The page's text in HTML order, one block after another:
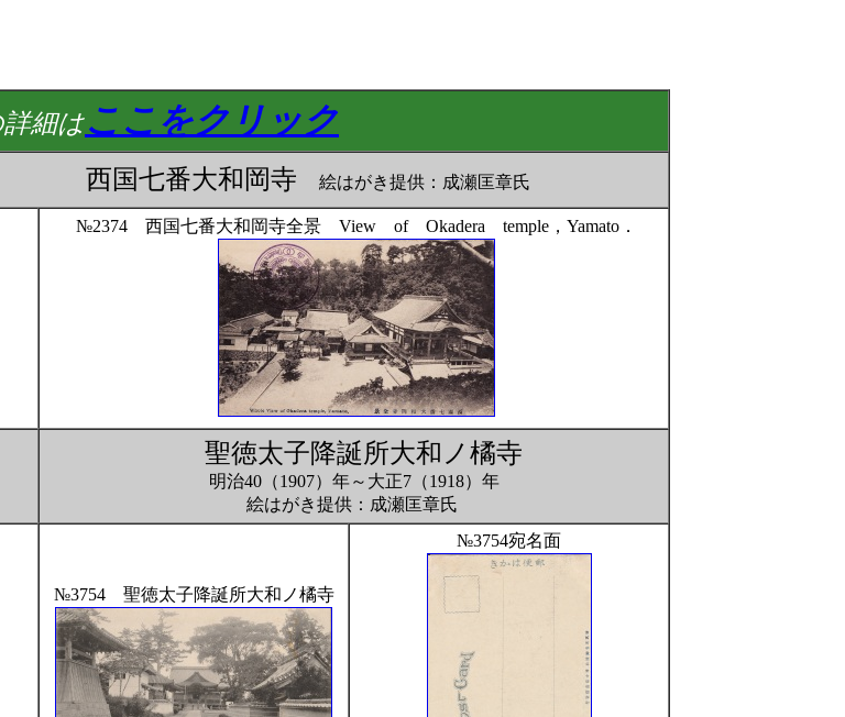
細はここをクリック
年 西国七番大和岡寺 絵はがき提供：成瀬匡章氏
№2374 西国七番大和岡寺全景 View of Okadera temple，Yamato．
聖徳太子降誕所大和ノ橘寺
明治40（1907）年～大正7（1918）年
絵はがき提供：成瀬匡章氏
№3754 聖徳太子降誕所大和ノ橘寺
№3754宛名面